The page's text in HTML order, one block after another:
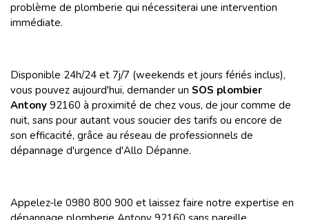
problème de plomberie qui nécessiterai une intervention
immédiate.
Disponible 24h/24 et 7j/7 (weekends et jours fériés inclus),
vous pouvez aujourd'hui, demander un SOS plombier
Antony 92160 à proximité de chez vous, de jour comme de
nuit, sans pour autant vous soucier des tarifs ou encore de
son efficacité, grâce au réseau de professionnels de
dépannage d'urgence d'Allo Dépanne.
Appelez-le 0980 800 900 et laissez faire notre expertise en